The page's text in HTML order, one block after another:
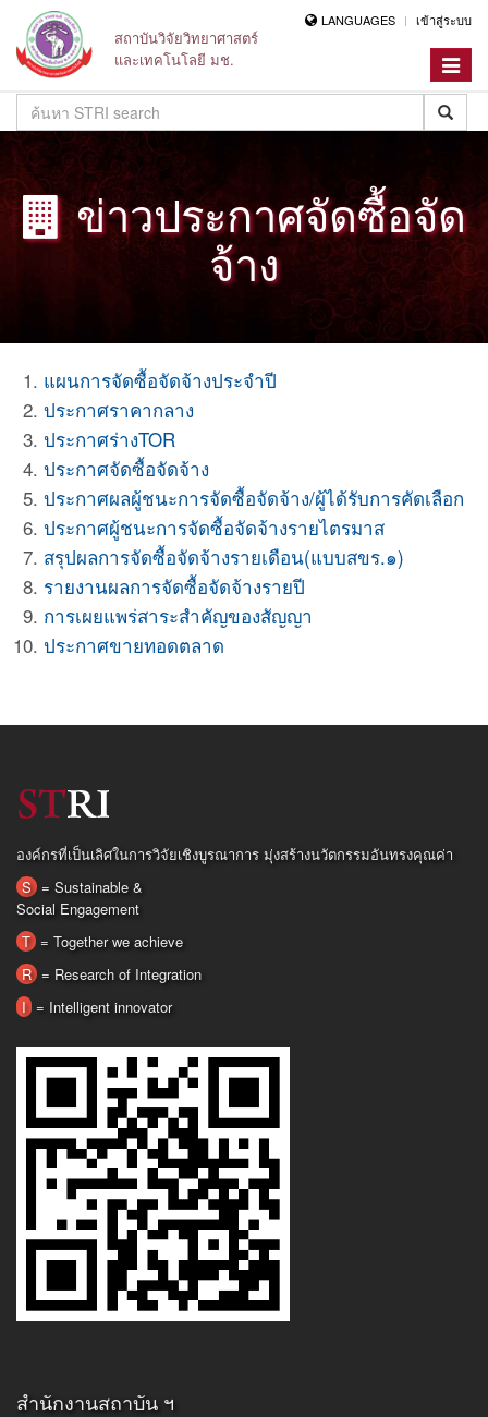
สถาบันวิจัยวิทยาศาสตร์
และเทคโนโลยี มช.
LANGUAGES เข้าสู่ระบบ
Toggle
ข่าวประกาศจัดซื้อจัด
จ้าง
แผนการจัดซื้อจัดจ้างประจำปี
ประกาศราคากลาง
ประกาศร่างTOR
ประกาศจัดซื้อจัดจ้าง
ประกาศผลผู้ชนะการจัดซื้อจัดจ้าง/ผู้ได้รับการคัดเลือก
ประกาศผู้ชนะการจัดซื้อจัดจ้างรายไตรมาส
สรุปผลการจัดซื้อจัดจ้างรายเดือน(แบบสขร.๑)
รายงานผลการจัดซื้อจัดจ้างรายปี
การเผยแพร่สาระสำคัญของสัญญา
ประกาศขายทอดตลาด
องค์กรที่เป็นเลิศในการวิจัยเชิงบูรณาการ มุ่งสร้างนวัตกรรมอันทรงคุณค่า
S = Sustainable &
Social Engagement
T = Together we achieve
R = Research of Integration
I = Intelligent innovator
สำนักงานสถาบัน ฯ